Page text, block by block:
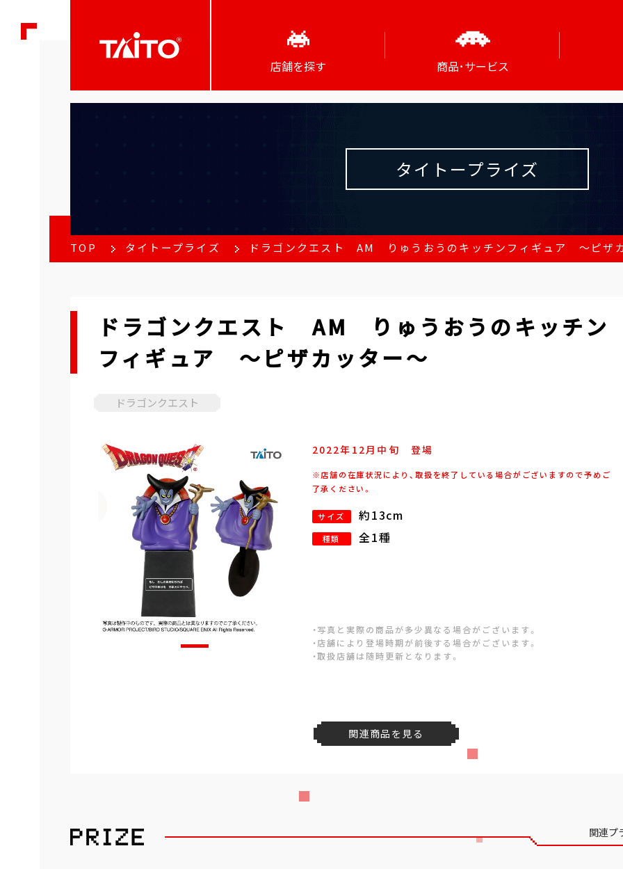
店舗を探す 商品･サービス
タイトープライズ
TOP タイトープライズ ドラゴンクエスト AM りゅうおうのキッチンフィギュア ～ピザ
ドラゴンクエスト AM りゅうおうのキッチン
フィギュア ～ピザカッター～
ドラゴンクエスト
2022年 12月 中旬 登場
※店舗の在庫状況により、取扱を終了している場合がございますので予めご
了承ください。
サイズ 約13cm
種類 全1種
・写真と実際の商品が多少異なる場合がございます。
・店舗により登場時期が前後する場合がございます。
・取扱店舗は随時更新となります。
関連商品を見る
関連プ